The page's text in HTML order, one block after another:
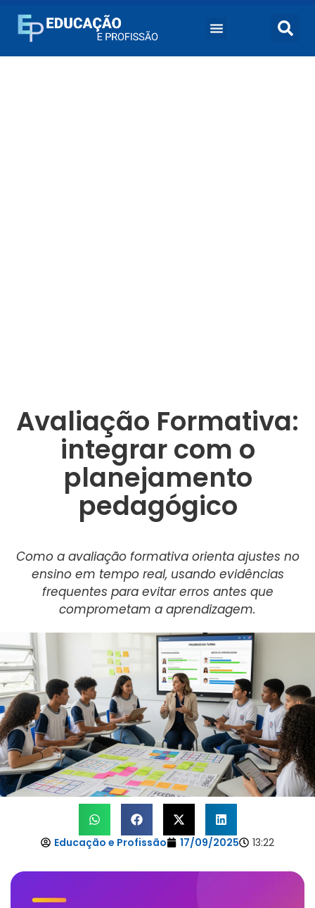
Avaliação Formativa:
integrar com o
planejamento
pedagógico
Como a avaliação formativa orienta ajustes no
ensino em tempo real, usando evidências
frequentes para evitar erros antes que
comprometam a aprendizagem.
Educação e Profissão 17/09/2025 13:22